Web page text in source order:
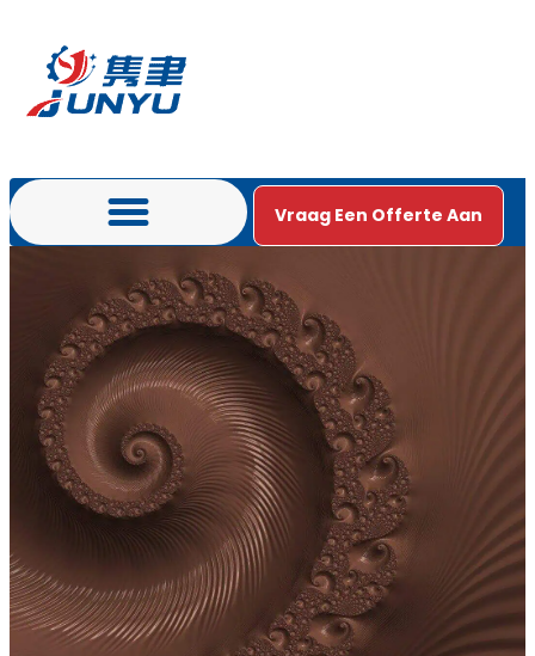
Vraag Een Offerte Aan